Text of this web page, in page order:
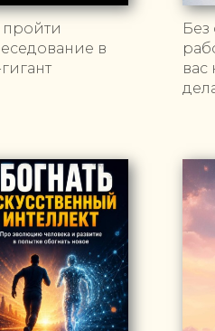
пройти
в
Без
вас